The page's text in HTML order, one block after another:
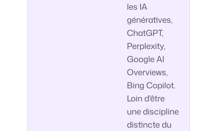
les IA
génératives,
ChatGPT,
Perplexity,
Google AI
Overviews,
Bing Copilot.
Loin d'être
une discipline
distincte du